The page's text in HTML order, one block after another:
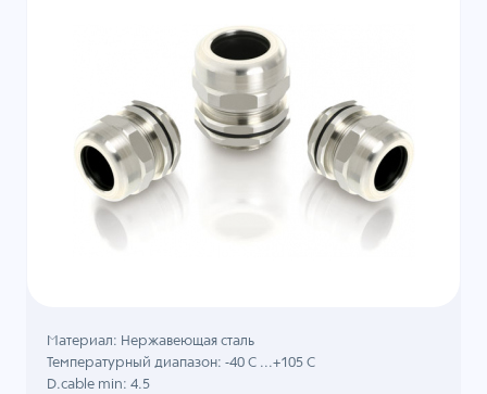
Материал: Нержавеющая сталь
Температурный диапазон: -40 C ...+105 C
D.cable min: 4.5